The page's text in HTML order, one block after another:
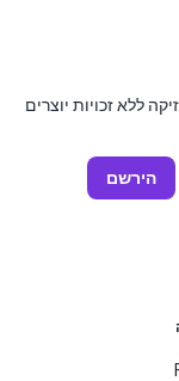
ללא זכויות יוצרים
הירשם